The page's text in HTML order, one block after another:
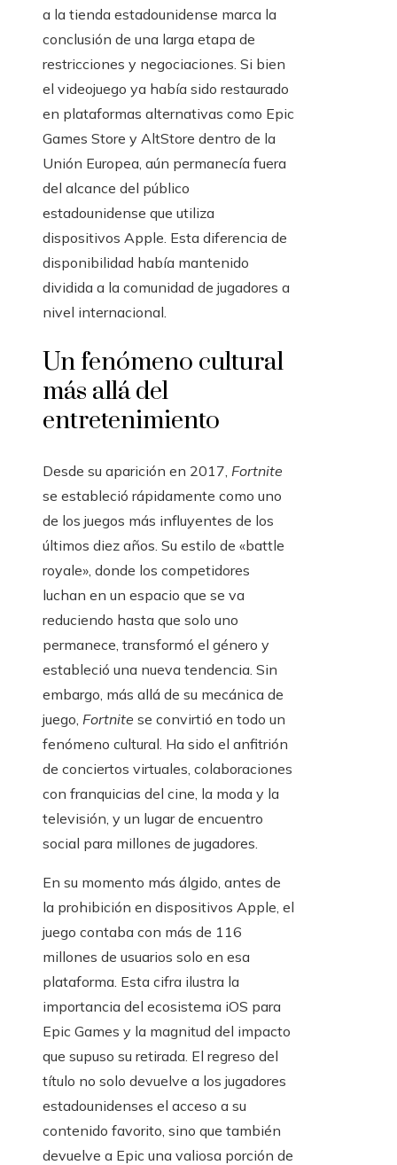
a la tienda estadounidense marca la
conclusión de una larga etapa de
restricciones y negociaciones. Si bien
el videojuego ya había sido restaurado
en plataformas alternativas como Epic
Games Store y AltStore dentro de la
Unión Europea, aún permanecía fuera
del alcance del público
estadounidense que utiliza
dispositivos Apple. Esta diferencia de
disponibilidad había mantenido
dividida a la comunidad de jugadores a
nivel internacional.
Un fenómeno cultural
más allá del
entretenimiento
Desde su aparición en 2017, Fortnite
se estableció rápidamente como uno
de los juegos más influyentes de los
últimos diez años. Su estilo de «battle
royale», donde los competidores
luchan en un espacio que se va
reduciendo hasta que solo uno
permanece, transformó el género y
estableció una nueva tendencia. Sin
embargo, más allá de su mecánica de
juego, Fortnite se convirtió en todo un
fenómeno cultural. Ha sido el anfitrión
de conciertos virtuales, colaboraciones
con franquicias del cine, la moda y la
televisión, y un lugar de encuentro
social para millones de jugadores.
En su momento más álgido, antes de
la prohibición en dispositivos Apple, el
juego contaba con más de 116
millones de usuarios solo en esa
plataforma. Esta cifra ilustra la
importancia del ecosistema iOS para
Epic Games y la magnitud del impacto
que supuso su retirada. El regreso del
título no solo devuelve a los jugadores
estadounidenses el acceso a su
contenido favorito, sino que también
devuelve a Epic una valiosa porción de